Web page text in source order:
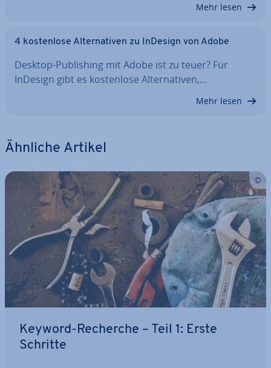
Mehr lesen
4 kos­ten­lo­se Al­ter­na­ti­ven zu InDesign von Adobe
Desktop-Pu­bli­shing mit Adobe ist zu teuer? Für
InDesign gibt es kos­ten­lo­se Al­ter­na­ti­ven,…
Mehr lesen
Ähnliche Artikel
Keyword-Recherche – Teil 1: Erste
Schritte